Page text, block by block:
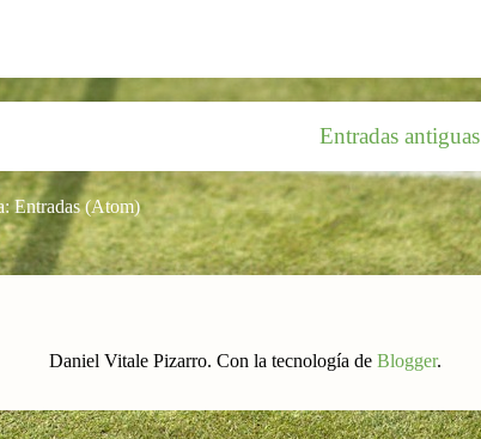
Entradas antiguas
Entradas (Atom)
Daniel Vitale Pizarro. Con la tecnología de Blogger.